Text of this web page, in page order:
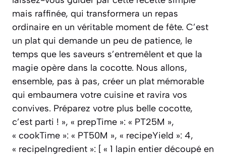
mais raffinée, qui transformera un repas
ordinaire en un véritable moment de fête. C’est
un plat qui demande un peu de patience, le
temps que les saveurs s’entremêlent et que la
magie opère dans la cocotte. Nous allons,
ensemble, pas à pas, créer un plat mémorable
qui embaumera votre cuisine et ravira vos
convives. Préparez votre plus belle cocotte,
c’est parti ! », « prepTime »: « PT25M »,
« cookTime »: « PT50M », « recipeYield »: 4,
« recipeIngredient »: [ « 1 lapin entier découpé en